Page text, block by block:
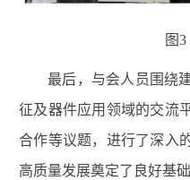
图
最后，与会人员围绕
征及器件应用领域的交流
合作等议题，进行了深入
高质量发展奠定了良好基础